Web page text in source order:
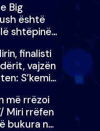
Big
është
shtëpinë
finalisti
vajzën
S’kemi
më rrëzoi
Miri rrëfen
bukura në